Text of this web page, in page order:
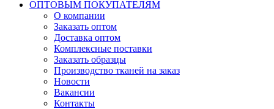
ОПТОВЫМ ПОКУПАТЕЛЯМ
О компании
Заказать оптом
Доставка оптом
Комплексные поставки
Заказать образцы
Производство тканей на заказ
Новости
Вакансии
Контакты